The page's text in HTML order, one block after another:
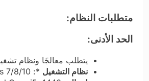
متطلبات النظام:
الحد الأدنى:
يتطلب معالجًا ونظام تشغيل 64
نظام التشغيل *: Windows 7/8/10